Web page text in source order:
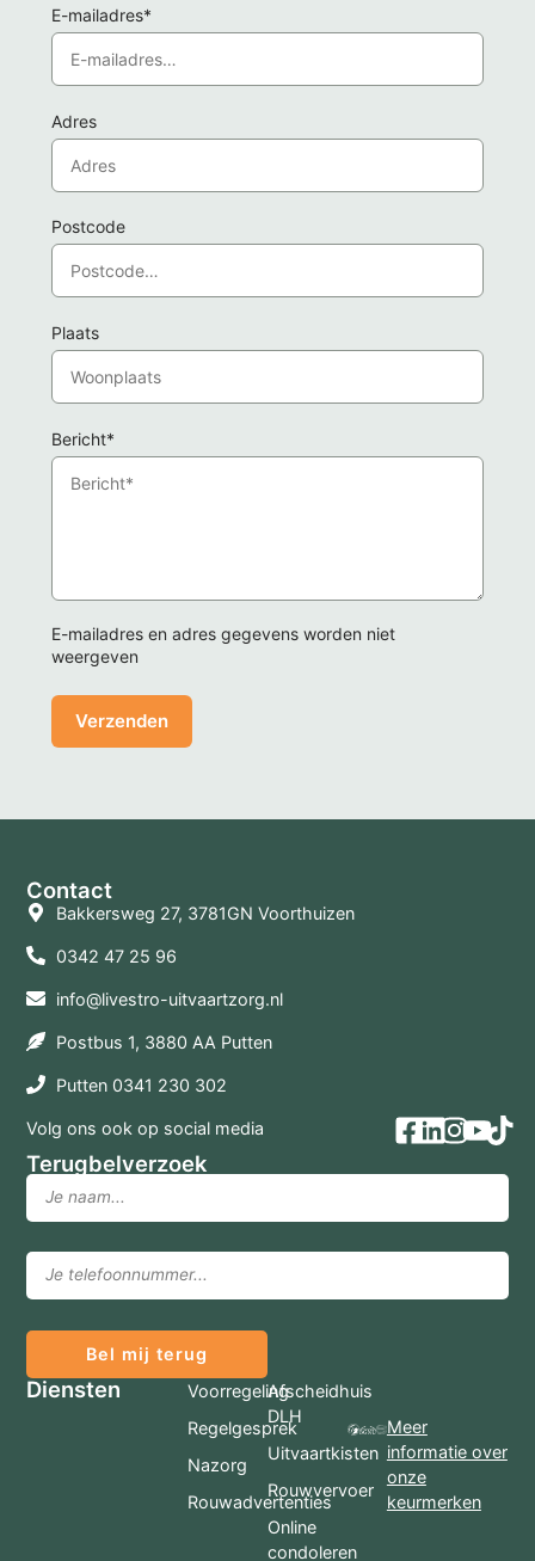
E-mailadres*
Adres
Postcode
Plaats
Bericht*
E-mailadres en adres gegevens worden niet
weergeven
Contact
Bakkersweg 27, 3781GN Voorthuizen
0342 47 25 96
info@livestro-uitvaartzorg.nl
Postbus 1, 3880 AA Putten
Putten 0341 230 302
Volg ons ook op social media
Terugbelverzoek
Bel mij terug
Diensten
Voorregeling
Regelgesprek
Nazorg
Rouwadvertenties
Afscheidhuis
DLH
Uitvaartkisten
Rouwvervoer
Online
condoleren
Meer
informatie over
onze
keurmerken